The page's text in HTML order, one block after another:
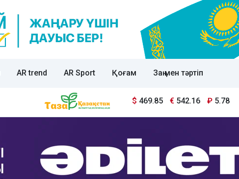
AR trend AR Sport Қоғам Заң мен тәртіп
$ 469.85 € 542.16 ₽ 5.78